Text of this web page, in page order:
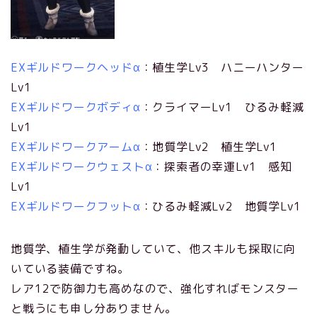
EXギルドワークヘッドα ：植生学Lv3 ハニーハンター
Lv1
EXギルドワークボディα ：クライマーLv1 ひるみ軽減
Lv1
EXギルドワークアームα ：地質学Lv2 植生学Lv1
EXギルドワークウェストα ：探索者の幸運Lv1 感知
Lv1
EXギルドワークフットα ：ひるみ軽減Lv2 地質学Lv1
地質学、植生学が発動していて、他スキルも採取に向
いている装備ですね。
レア12で防御力も高めなので、強化すればモンスター
と戦うにも申し分ありません。